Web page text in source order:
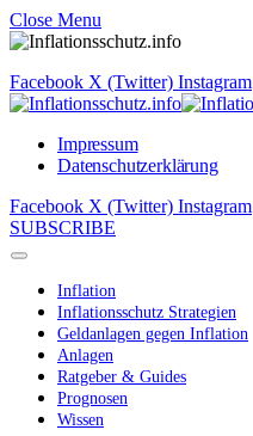
Close Menu
Facebook X (Twitter) Instagram
Impressum
Datenschutzerklärung
Facebook X (Twitter) Instagram
SUBSCRIBE
Inflation
Inflationsschutz Strategien
Geldanlagen gegen Inflation
Anlagen
Ratgeber & Guides
Prognosen
Wissen